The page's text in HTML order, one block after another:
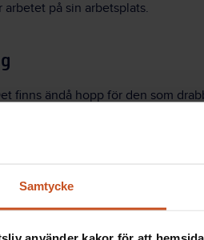
Samtycke
arbetet på sin arbetsplats.
finns ändå hopp för den som
– Det kan vara skadligt att prata om
ungas perspektiv, sade Mats Lekander.